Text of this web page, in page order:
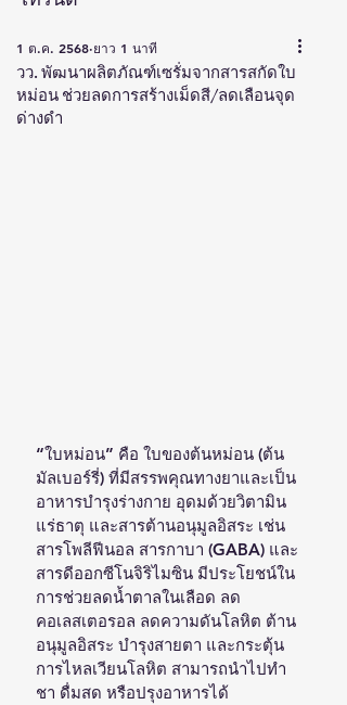
วว. พัฒนาผลิตภัณฑ์เซรั่มจากสารสกัดใบ
หม่อน ช่วยลดการสร้างเม็ดสี/ลดเลือนจุด
ด่างดำ
1 ต.ค. 2568 ยาว 1 นาที
“ใบหม่อน” คือ ใบของต้นหม่อน (ต้น
มัลเบอร์รี่) ที่มีสรรพคุณทางยาและเป็น
อาหารบำรุงร่างกาย อุดมด้วยวิตามิน
แร่ธาตุ และสารต้านอนุมูลอิสระ เช่น
สารโพลีฟีนอล สารกาบา (GABA) และ
สารดีออกซีโนจิริไมซิน มีประโยชน์ใน
การช่วยลดน้ำตาลในเลือด ลด
คอเลสเตอรอล ลดความดันโลหิต ต้าน
อนุมูลอิสระ บำรุงสายตา และกระตุ้น
การไหลเวียนโลหิต สามารถนำไปทำ
ชา ดื่มสด หรือปรุงอาหารได้